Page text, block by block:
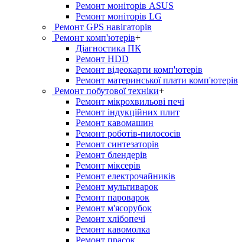
Ремонт моніторів ASUS
Ремонт моніторів LG
Ремонт GPS навігаторів
Ремонт комп'ютерів+
Діагностика ПК
Ремонт HDD
Ремонт відеокарти комп'ютерів
Ремонт материнської плати комп'ютерів
Ремонт побутової техніки+
Ремонт мікрохвильові печі
Ремонт індукційних плит
Ремонт кавомашин
Ремонт роботів-пилососів
Ремонт синтезаторів
Ремонт блендерiв
Ремонт мiксерiв
Ремонт електрочайників
Ремонт мультиварок
Ремонт пароварок
Ремонт м'ясорубок
Ремонт хлiбопечi
Ремонт кавомолка
Ремонт прасок